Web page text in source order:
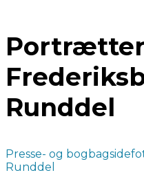
Runddel
Presse- og
Runddel